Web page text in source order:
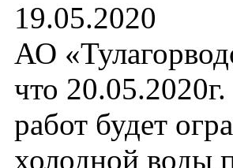
19.05.2020
АО
что
работ будет
холодной воды